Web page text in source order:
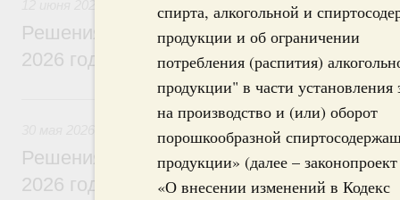
спирта, алкогольной и
продукции и об ограничении
потребления (распития)
продукции" в части установления
на производство и (или) оборот
порошкообразной
продукции» (далее –
«О внесении изменений в Кодекс
Решения, принятые на заседании
2026 года
30 мая, суббота
Решения, принятые на заседании
2026 года